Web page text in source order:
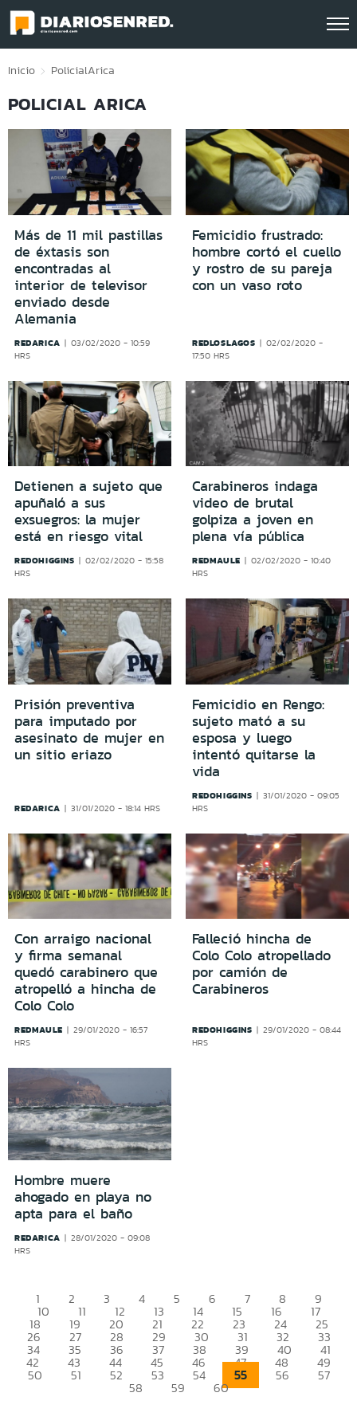
Click acá para ir directamente al contenido
Inicio PolicialArica
POLICIAL ARICA
Más de 11 mil pastillas
de éxtasis son
encontradas al
interior de televisor
enviado desde
Alemania
REDARICA
03/02/2020 - 10:59
HRS
Femicidio frustrado:
hombre cortó el cuello
y rostro de su pareja
con un vaso roto
REDLOSLAGOS
02/02/2020 -
17:50 HRS
Detienen a sujeto que
apuñaló a sus
exsuegros: la mujer
está en riesgo vital
REDOHIGGINS
02/02/2020 - 15:58
HRS
Carabineros indaga
video de brutal
golpiza a joven en
plena vía pública
REDMAULE
02/02/2020 - 10:40
HRS
Prisión preventiva
para imputado por
asesinato de mujer en
un sitio eriazo
REDARICA 31/01/2020 - 18:14 HRS
Femicidio en Rengo:
sujeto mató a su
esposa y luego
intentó quitarse la
vida
REDOHIGGINS
31/01/2020 - 09:05
HRS
Con arraigo nacional
y firma semanal
quedó carabinero que
atropelló a hincha de
Colo Colo
REDMAULE
29/01/2020 - 16:57
HRS
Falleció hincha de
Colo Colo atropellado
por camión de
Carabineros
REDOHIGGINS
29/01/2020 - 08:44
HRS
Hombre muere
ahogado en playa no
apta para el baño
REDARICA
28/01/2020 - 09:08
HRS
1 2 3 4 5 6 7 8 9
10 11 12 13 14 15 16 17
18 19 20 21 22 23 24 25
26 27 28 29 30 31 32 33
34 35 36 37 38 39 40 41
42 43 44 45 46 47 48 49
50 51 52 53 54 55 56 57
58 59 60